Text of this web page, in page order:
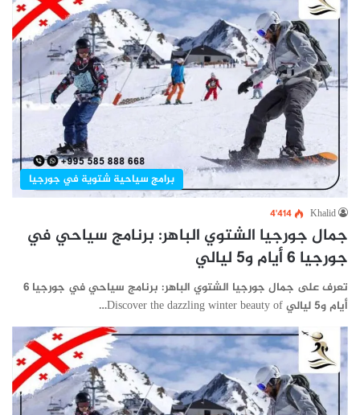
برامج سياحية شتوية في جورجيا
Khalid 4٬414
جمال جورجيا الشتوي الباهر: برنامج سياحي في
جورجيا 6 أيام و5 ليالي
تعرف على جمال جورجيا الشتوي الباهر: برنامج سياحي في جورجيا 6
أيام و5 ليالي Discover the dazzling winter beauty of…